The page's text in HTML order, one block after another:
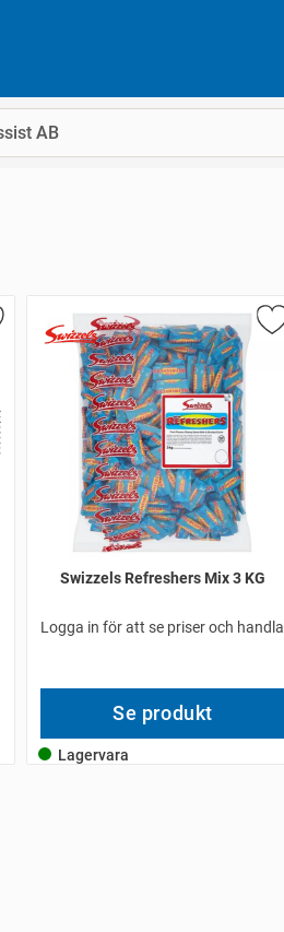
Swizzels Refreshers Mix 3 KG
Logga in för att se priser och handla
Se produkt
Lagervara